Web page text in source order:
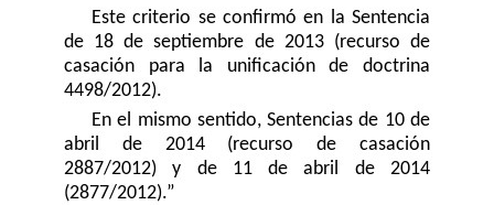
Este criterio se confirmó en la Sentencia
de 18 de septiembre de 2013 (recurso de
casación para la unificación de doctrina
4498/2012).
En el mismo sentido, Sentencias de 10 de
abril de 2014 (recurso de casación
2887/2012) y de 11 de abril de 2014
(2877/2012).”